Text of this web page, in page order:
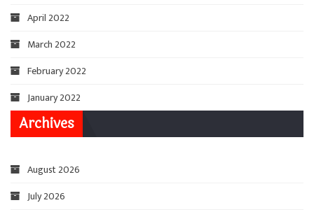
April 2022
March 2022
February 2022
January 2022
Archives
August 2026
July 2026